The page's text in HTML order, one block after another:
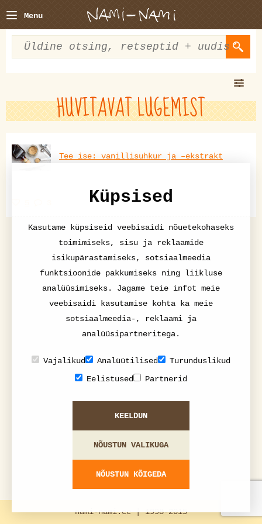
Menu
HUVITAVAT LUGEMIST
Tee ise: vanillisuhkur ja –ekstrakt
nami-nami.ee | 1998-2015
Küpsised
Kasutame küpsiseid veebisaidi nõuetekohaseks
toimimiseks, sisu ja reklaamide
isikupärastamiseks, sotsiaalmeedia
funktsioonide pakkumiseks ning liikluse
analüüsimiseks. Jagame teie infot meie
veebisaidi kasutamise kohta ka meie
sotsiaalmeedia-, reklaami ja
analüüsipartneritega.
Vajalikud Analüütilised
Turunduslikud
Eelistused
Partnerid
KEELDUN
NÕUSTUN VALIKUGA
NÕUSTUN KÕIGEDA